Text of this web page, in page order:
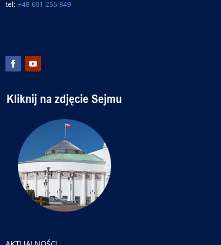
tel:+48 601 255 849